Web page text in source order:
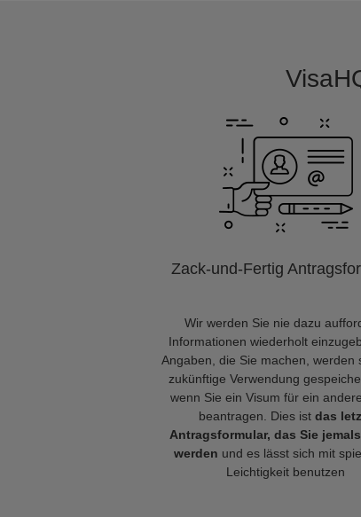
Zack-und-Fertig
Wir werden Sie nie dazu
Informationen wiederholt
Angaben, die Sie machen, werden
zukünftige Verwendung
wenn Sie ein Visum für ein
beantragen. Dies ist das
Antragsformular, das Sie
werden und es lässt sich mit
Leichtigkeit benutzen